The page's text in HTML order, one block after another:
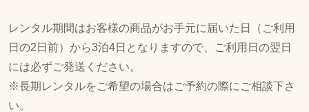
レンタル期間はお客様の商品がお手元に届いた日（ご利用
日の2日前）から3泊4日となりますので、ご利用日の翌日
には必ずご発送ください。
※長期レンタルをご希望の場合はご予約の際にご相談下さ
い。